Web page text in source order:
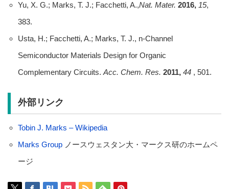
Yu, X. G.; Marks, T. J.; Facchetti, A.,Nat. Mater. 2016, 15,
383.
Usta, H.; Facchetti, A.; Marks, T. J., n-Channel
Semiconductor Materials Design for Organic
Complementary Circuits.Acc. Chem. Res. 2011, 44, 501.
外部リンク
Tobin J. Marks – Wikipedia
Marks Groupノースウェスタン大・マークス研のホームペ
ージ